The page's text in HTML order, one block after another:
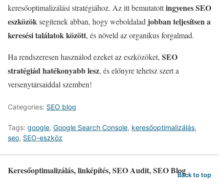
keresőoptimalizálási stratégiához. Az itt bemutatottingyenes SEO
eszközöksegítenek abban, hogy weboldalad jobban teljesítsen a
keresési találatok között, és növeld az organikus forgalmad.
Ha rendszeresen használod ezeket az eszközöket, SEO
stratégiád hatékonyabb lesz, és előnyre tehetsz szert a
versenytársaiddal szemben!
Categories: SEO blog
Tags: google, Google Search Console, keresőoptimalizálás,
seo, SEO-eszköz
Keresőoptimalizálás, linképítés, SEO Audit, SEO BlogBack to top